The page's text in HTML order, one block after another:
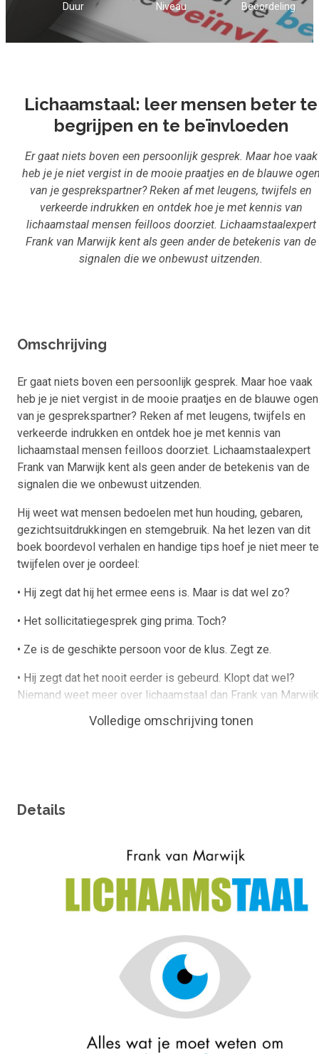
Inloggen
Start met leren
Duur Niveau Beoordeling
Lichaamstaal: leer mensen beter te
begrijpen en te beïnvloeden
Er gaat niets boven een persoonlijk gesprek. Maar hoe vaak
heb je je niet vergist in de mooie praatjes en de blauwe
van je gesprekspartner? Reken af met leugens, twijfels en
verkeerde indrukken en ontdek hoe je met kennis van
lichaamstaal mensen feilloos doorziet. Lichaamstaalexpert
Frank van Marwijk kent als geen ander de betekenis van de
signalen die we onbewust uitzenden.
Omschrijving
Er gaat niets boven een persoonlijk gesprek. Maar hoe vaak
heb je je niet vergist in de mooie praatjes en de blauwe ogen
van je gesprekspartner? Reken af met leugens, twijfels en
verkeerde indrukken en ontdek hoe je met kennis van
lichaamstaal mensen feilloos doorziet. Lichaamstaalexpert
Frank van Marwijk kent als geen ander de betekenis van de
signalen die we onbewust uitzenden.
Hij weet wat mensen bedoelen met hun houding, gebaren,
gezichtsuitdrukkingen en stemgebruik. Na het lezen van dit
boek boordevol verhalen en handige tips hoef je niet meer te
twijfelen over je oordeel:
• Hij zegt dat hij het ermee eens is. Maar is dat wel zo?
• Het sollicitatiegesprek ging prima. Toch?
• Ze is de geschikte persoon voor de klus. Zegt ze.
• Hij zegt dat het nooit eerder is gebeurd. Klopt dat wel?
Niemand weet meer over lichaamstaal dan Frank van
Nederlands bekendste lichaamstaalexpert. Hij geeft
trainingen en presentaties en is de auteur van de bestsellers
beinvloeden; lichaamstaal; luisteren; body language;
Volledige omschrijving tonen
Details